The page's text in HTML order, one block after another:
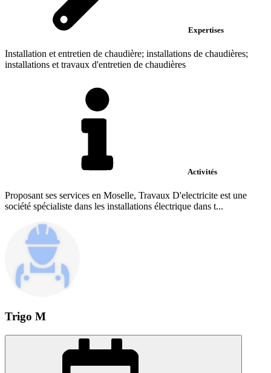
Expertises
Installation et entretien de chaudière; installations de chaudières;
installations et travaux d'entretien de chaudières
Activités
Proposant ses services en Moselle, Travaux D'electricite est une
société spécialiste dans les installations électrique dans t...
Trigo M